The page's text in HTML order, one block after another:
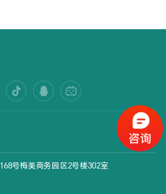
号梅美商务园区2号楼302室